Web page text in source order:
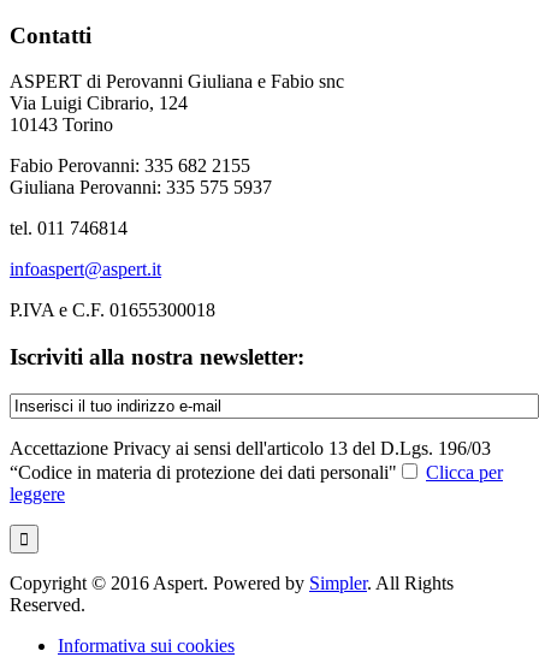
Contatti
ASPERT di Perovanni Giuliana e Fabio snc
Via Luigi Cibrario, 124
10143 Torino
Fabio Perovanni: 335 682 2155
Giuliana Perovanni: 335 575 5937
tel. 011 746814
infoaspert@aspert.it
P.IVA e C.F. 01655300018
Iscriviti alla nostra newsletter:
Accettazione Privacy ai sensi dell'articolo 13 del D.Lgs. 196/03
“Codice in materia di protezione dei dati personali"
Clicca per
leggere
Copyright © 2016 Aspert. Powered by Simpler. All Rights
Reserved.
Informativa sui cookies